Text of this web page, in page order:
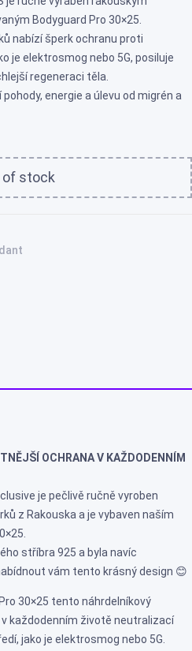
Bodyguard Pro 30×25.
nabízí šperk ochranu proti
je elektrosmog nebo 5G, posiluje
regeneraci těla.
energie a úlevu od migrén a
of stock
OCHRANA V KAŽDODENNÍM
je pečlivě ručně vyroben
z Rakouska a je vybaven naším
stříbra 925 a byla navíc
vám tento krásný design 😊
30×25 tento náhrdelníkový
každodenním životě neutralizací
jako je elektrosmog nebo 5G.